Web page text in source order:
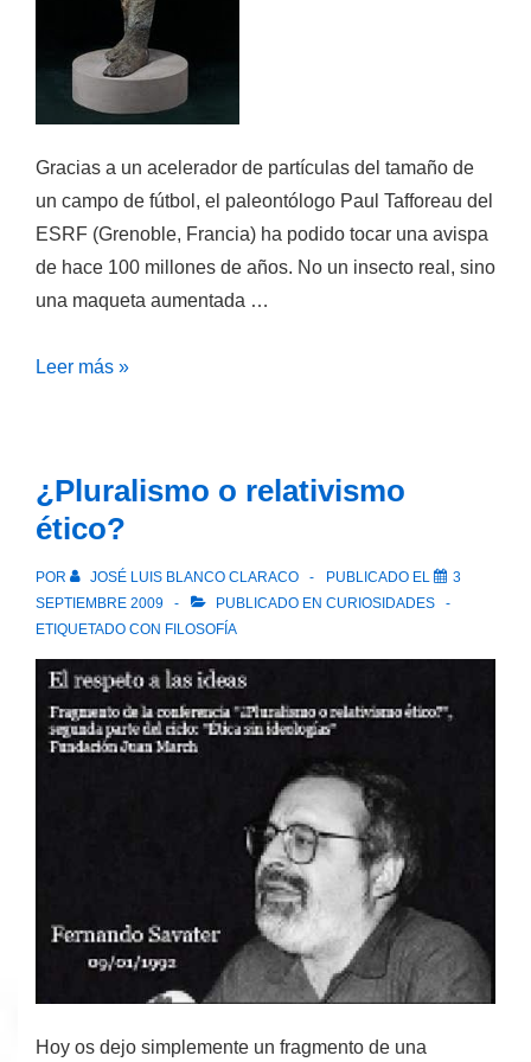
Gracias a un acelerador de partículas del tamaño de
un campo de fútbol, el paleontólogo Paul Tafforeau del
ESRF (Grenoble, Francia) ha podido tocar una avispa
de hace 100 millones de años. No un insecto real, sino
una maqueta aumentada …
Los
adentran
en
pasado
Leer más »
¿Pluralismo o relativismo
ético?
POR JOSÉ LUIS BLANCO CLARACO PUBLICADO EL
3
SEPTIEMBRE 2009
PUBLICADO EN CURIOSIDADES
ETIQUETADO CON FILOSOFÍA
Hoy os dejo simplemente un fragmento de una